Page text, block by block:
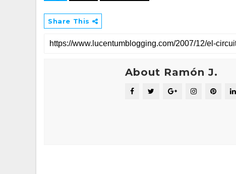
Share This
About Ramón J.